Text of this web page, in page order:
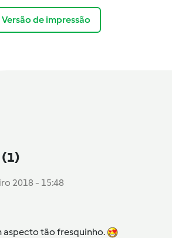
Versão de impressão
(1)
2018 - 15:48
aspecto tão fresquinho.